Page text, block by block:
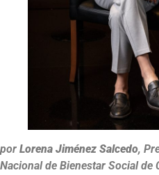
por Lorena Jiménez Salcedo,
Nacional de Bienestar Social de